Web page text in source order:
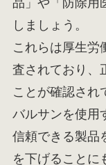
しましょう。
これらは厚生労
査されており、
ことが確認され
バルサンを使用
信頼できる製品
を下げることに